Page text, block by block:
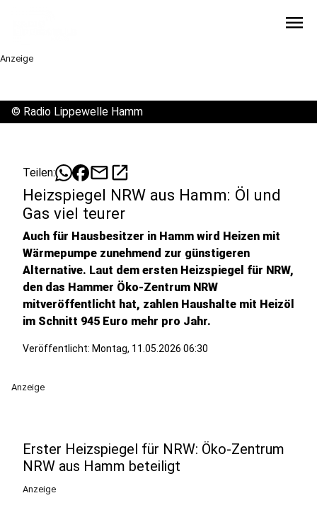
menu
Anzeige
© Radio Lippewelle Hamm
Teilen: mailopen_in_new
Heizspiegel NRW aus Hamm: Öl und
Gas viel teurer
Auch für Hausbesitzer in Hamm wird Heizen mit
Wärmepumpe zunehmend zur günstigeren
Alternative. Laut dem ersten Heizspiegel für NRW,
den das Hammer Öko-Zentrum NRW
mitveröffentlicht hat, zahlen Haushalte mit Heizöl
im Schnitt 945 Euro mehr pro Jahr.
Veröffentlicht: Montag, 11.05.2026 06:30
Anzeige
Erster Heizspiegel für NRW: Öko-Zentrum
NRW aus Hamm beteiligt
Anzeige